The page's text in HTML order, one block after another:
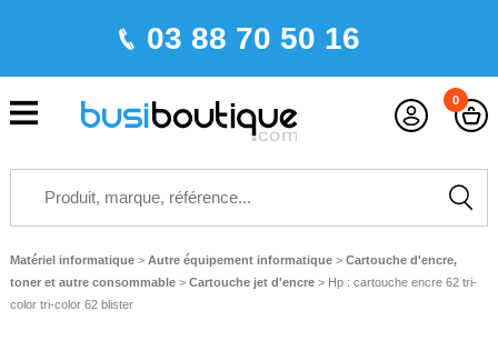
03 88 70 50 16
0
Matériel informatique > Autre équipement informatique > Cartouche d'encre,
toner et autre consommable > Cartouche jet d'encre> Hp : cartouche encre 62 tri-
color tri-color 62 blister